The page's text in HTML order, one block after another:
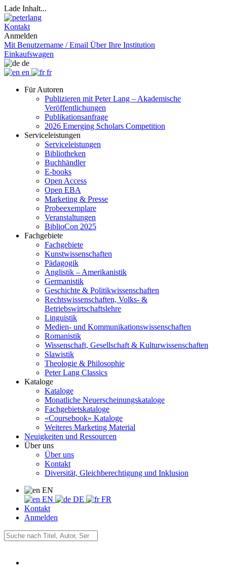
Lade Inhalt...
Kontakt
Anmelden
Mit Benutzername / Email Über Ihre Institution
Einkaufswagen
de
en
fr
Für Autoren
Publizieren mit Peter Lang – Akademische
Veröffentlichungen
Publikationsanfrage
2026 Emerging Scholars Competition
Serviceleistungen
Serviceleistungen
Bibliotheken
Buchhändler
E-books
Open Access
Open EBA
Marketing & Presse
Probeexemplare
Veranstaltungen
BiblioCon 2025
Fachgebiete
Fachgebiete
Kunstwissenschaften
Pädagogik
Anglistik – Amerikanistik
Germanistik
Geschichte & Politikwissenschaften
Rechtswissenschaften, Volks- &
Betriebswirtschaftslehre
Linguistik
Medien- und Kommunikationswissenschaften
Romanistik
Wissenschaft, Gesellschaft & Kulturwissenschaften
Slawistik
Theologie & Philosophie
Peter Lang Classics
Kataloge
Kataloge
Monatliche Neuerscheinungskataloge
Fachgebietskataloge
«Coursebook» Kataloge
Weiteres Marketing Material
Neuigkeiten und Ressourcen
Über uns
Über uns
Kontakt
Diversität, Gleichberechtigung und Inklusion
EN
EN
DE
FR
Kontakt
Anmelden